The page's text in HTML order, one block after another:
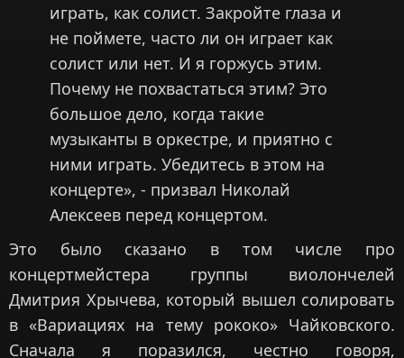
играть, как солист. Закройте глаза и
не поймете, часто ли он играет как
солист или нет. И я горжусь этим.
Почему не похвастаться этим? Это
большое дело, когда такие
музыканты в оркестре, и приятно с
ними играть. Убедитесь в этом на
концерте», - призвал Николай
Алексеев перед концертом.
Это было сказано в том числе про
концертмейстера группы виолончелей
Дмитрия Хрычева, который вышел солировать
в «Вариациях на тему рококо» Чайковского.
Сначала я поразился, честно говоря,